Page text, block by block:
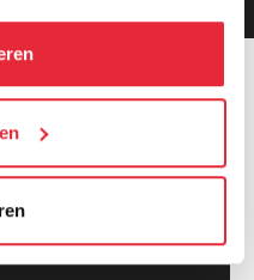
van hun diensten. Je
noodzakelijke
die uw gegevens